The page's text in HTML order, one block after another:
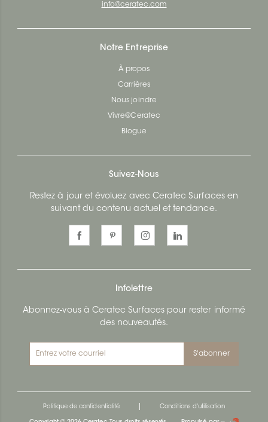
info@ceratec.com
Notre Entreprise
À propos
Carrières
Nous joindre
Vivre@Ceratec
Blogue
Suivez-Nous
Restez à jour et évoluez avec Ceratec Surfaces en
suivant du contenu actuel et tendance.
Infolettre
Abonnez-vous à Ceratec Surfaces pour rester informé
des nouveautés.
S'abonner
Politique de confidentialité Conditions d'utilisation